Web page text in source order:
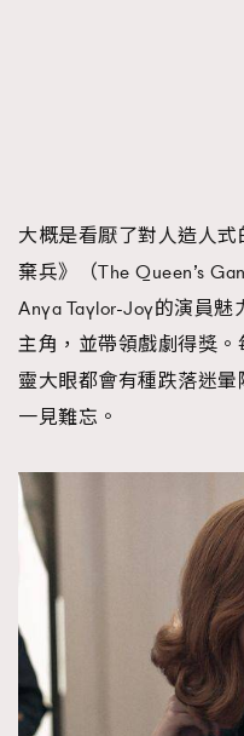
大概是看厭了對人造人
棄兵》（The Queen’s
Anya Taylor-Joy的演員
主角，並帶領戲劇得獎。
靈大眼都會有種跌落迷
一見難忘。